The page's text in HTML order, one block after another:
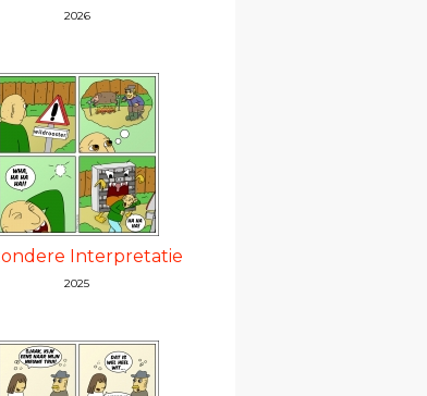
2026
Interpretatie
2025